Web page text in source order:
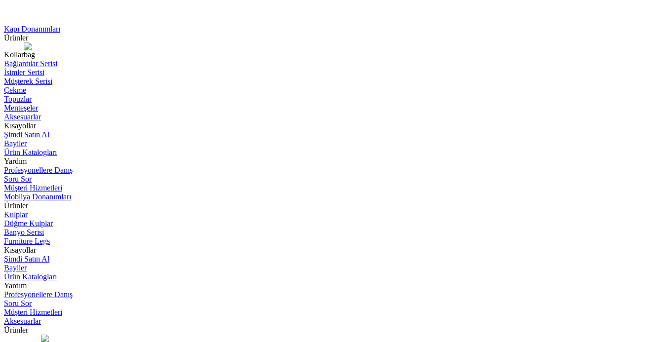
Kapı Donanımları
Ürünler
Kollar
Bağlantılar Serisi
İsimler Serisi
Müşterek Serisi
Çekme
Topuzlar
Menteşeler
Aksesuarlar
Kısayollar
Şimdi Satın Al
Bayiler
Ürün Katalogları
Yardım
Profesyonellere Danış
Soru Sor
Müşteri Hizmetleri
Mobilya Donanımları
Ürünler
Kulplar
Düğme Kulplar
Banyo Serisi
Furniture Legs
Kısayollar
Şimdi Satın Al
Bayiler
Ürün Katalogları
Yardım
Profesyonellere Danış
Soru Sor
Müşteri Hizmetleri
Aksesuarlar
Ürünler